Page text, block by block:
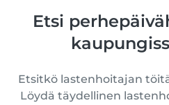
Etsi
Etsitkö lastenhoitajan
Löydä täydellinen